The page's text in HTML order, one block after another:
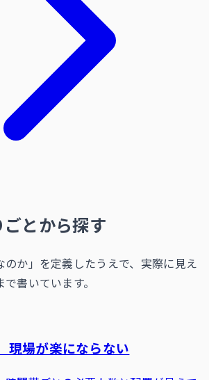
とから探す
のか」を定義したうえで、実際に見え
書いています。
現場が楽にならない